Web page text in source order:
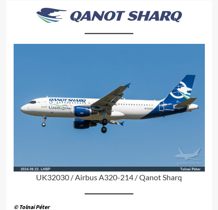
UK32030 / Airbus A320-214 / Qanot Sharq
© Tolnai Péter